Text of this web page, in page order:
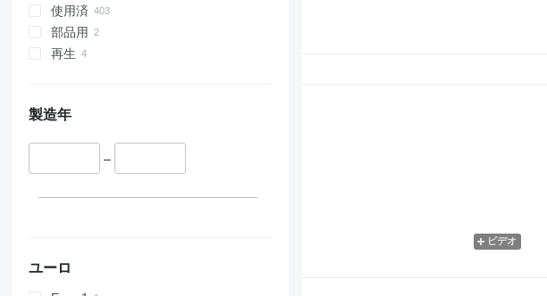
使用済
部品用
再生
製造年
–
ユーロ
ビデオ